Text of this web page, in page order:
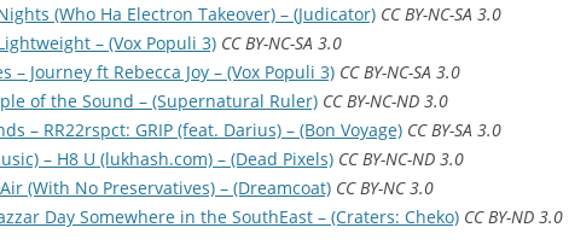
(Who Ha Electron Takeover) – (Judicator) CC BY-NC-SA 3.0
– (Vox Populi 3) CC BY-NC-SA 3.0
– Journey ft Rebecca Joy – (Vox Populi 3) CC BY-NC-SA 3.0
of the Sound – (Supernatural Ruler) CC BY-NC-ND 3.0
– RR22rspct: GRIP (feat. Darius) – (Bon Voyage) CC BY-SA 3.0
– H8 U (lukhash.com) – (Dead Pixels) CC BY-NC-ND 3.0
(With No Preservatives) – (Dreamcoat) CC BY-NC 3.0
Day Somewhere in the SouthEast – (Craters: Cheko) CC BY-ND 3.0